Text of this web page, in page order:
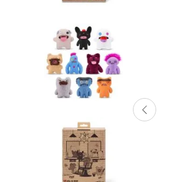
Lanzadores
Muñecas
Construcción
Vehículos y Pistas